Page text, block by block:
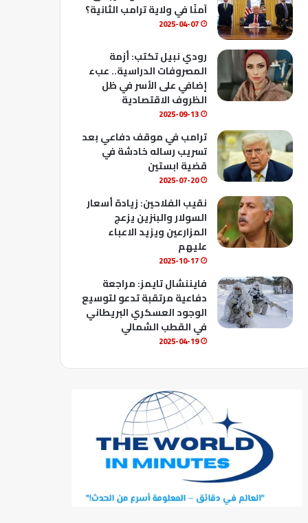
b
e
آمنًا في ولاية ترامب الثانية؟
2025-04-07
رودي نبيل تكتب: أزمة
المصروفات الدراسية.. عبء
إضافي على الأسر في ظل
الظروف الاقتصادية
2025-09-13
ترامب في موقف دفاعي بعد
تسريب رساله خادشة في
قضية ابستين
2025-07-20
نقيب الفلاحين: زيادة أسعار
السولار والبنزين يزعج
المزارعين ويزيد الاعباء
عليهم
2025-10-17
فايننشال تايمز: مراجعة
دفاعية مرتقبة تدعو لتوسيع
الوجود العسكري البريطاني
في القطب الشمالي
2025-04-19